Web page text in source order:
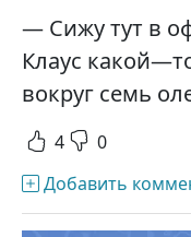
— Сижу тут в
Клаус
вокруг семь
4 0
Добавить